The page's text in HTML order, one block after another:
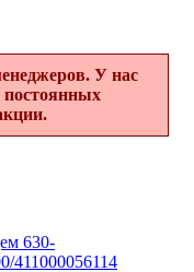
У нас
постоянных
630-
411000056114